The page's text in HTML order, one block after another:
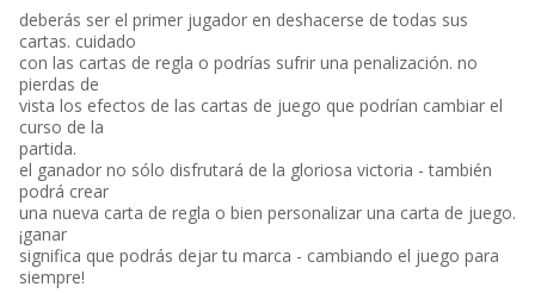
deberás ser el primer jugador en deshacerse de todas sus
cartas. cuidado
con las cartas de regla o podrías sufrir una penalización. no
pierdas de
vista los efectos de las cartas de juego que podrían cambiar el
curso de la
partida.
el ganador no sólo disfrutará de la gloriosa victoria - también
podrá crear
una nueva carta de regla o bien personalizar una carta de juego.
¡ganar
significa que podrás dejar tu marca - cambiando el juego para
siempre!